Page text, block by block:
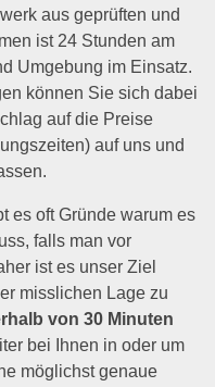
aus geprüften und
ist 24 Stunden am
Umgebung im Einsatz.
können Sie sich dabei
auf die Preise
auf uns und
es oft Gründe warum es
falls man vor
ist es unser Ziel
misslichen Lage zu
von 30 Minuten
bei Ihnen in oder um
möglichst genaue